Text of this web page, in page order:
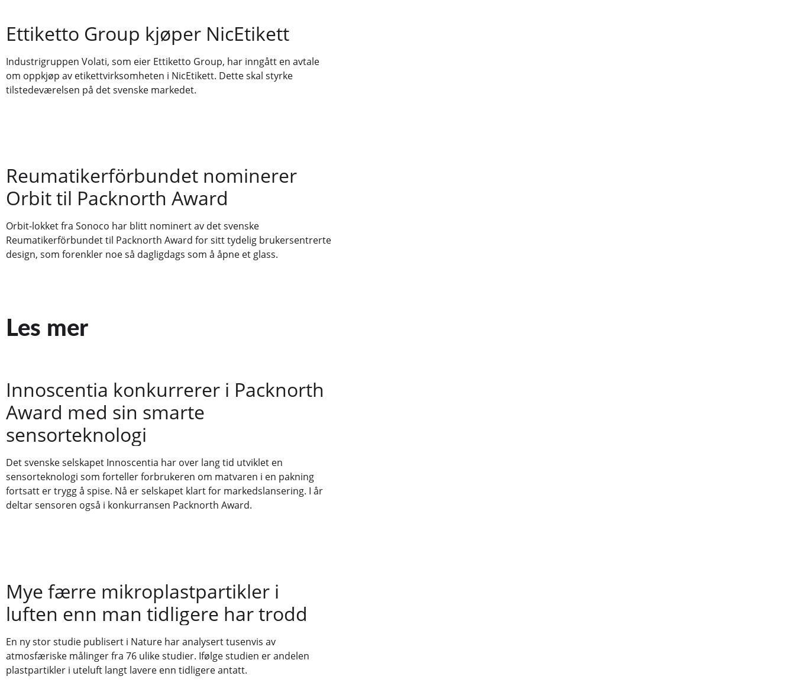
Ettiketto Group kjøper NicEtikett
Industrigruppen Volati, som eier Ettiketto Group, har inngått en avtale
om oppkjøp av etikettvirksomheten i NicEtikett. Dette skal styrke
tilstedeværelsen på det svenske markedet.
Reumatikerförbundet nominerer
Orbit til Packnorth Award
Orbit-lokket fra Sonoco har blitt nominert av det svenske
Reumatikerförbundet til Packnorth Award for sitt tydelig brukersentrerte
design, som forenkler noe så dagligdags som å åpne et glass.
Les mer
Innoscentia konkurrerer i Packnorth
Award med sin smarte
sensorteknologi
Det svenske selskapet Innoscentia har over lang tid utviklet en
sensorteknologi som forteller forbrukeren om matvaren i en pakning
fortsatt er trygg å spise. Nå er selskapet klart for markedslansering. I år
deltar sensoren også i konkurransen Packnorth Award.
Mye færre mikroplastpartikler i
luften enn man tidligere har trodd
En ny stor studie publisert i Nature har analysert tusenvis av
atmosfæriske målinger fra 76 ulike studier. Ifølge studien er andelen
plastpartikler i uteluft langt lavere enn tidligere antatt.